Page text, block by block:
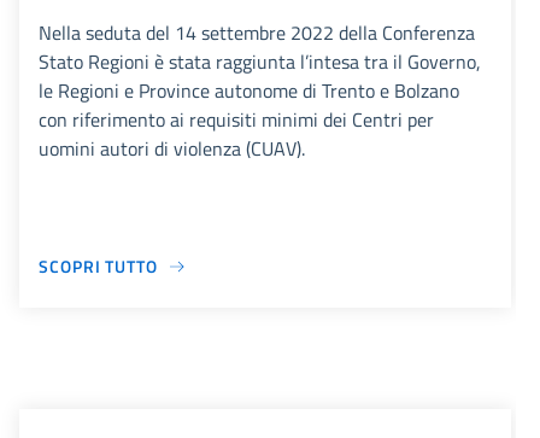
Nella seduta del 14 settembre 2022 della Conferenza
Stato Regioni è stata raggiunta l’intesa tra il Governo,
le Regioni e Province autonome di Trento e Bolzano
con riferimento ai requisiti minimi dei Centri per
uomini autori di violenza (CUAV).
SCOPRI TUTTO